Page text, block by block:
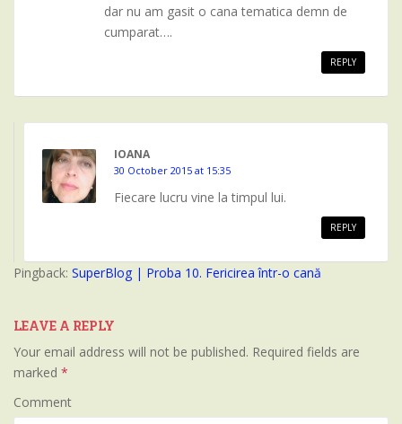
dar nu am gasit o cana tematica demn de
cumparat….
REPLY
IOANA
30 October 2015 at 15:35
Fiecare lucru vine la timpul lui.
REPLY
Pingback: SuperBlog | Proba 10. Fericirea într-o cană
LEAVE A REPLY
Your email address will not be published. Required fields are
marked *
Comment